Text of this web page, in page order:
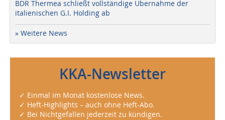
BDR Thermea schließt vollständige Übernahme der
italienischen G.I. Holding ab
» Weitere News
KKA-Newsletter
✓ Einmal im Monat kostenlose News.
✓ Heft-Highlights – auch ohne Heft-Abo.
✓ Bei Nichtgefallen jederzeit zu kündigen.